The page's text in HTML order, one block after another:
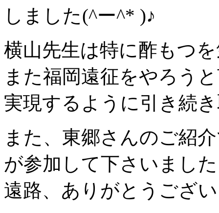
しました(^ー^* )♪
横山先生は特に酢もつ
また福岡遠征をやろう
実現するように引き続
また、東郷さんのご紹
が参加して下さいまし
遠路、ありがとうござ